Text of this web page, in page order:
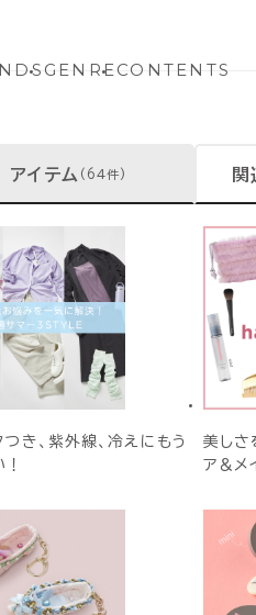
GENRECONTENTS
アイテム (64件)
き、紫外線、冷えにもう
美しさ
ア＆メ